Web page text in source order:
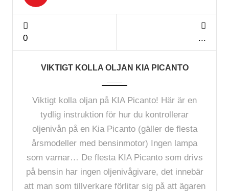
0
VIKTIGT KOLLA OLJAN KIA PICANTO
Viktigt kolla oljan på KIA Picanto! Här är en
tydlig instruktion för hur du kontrollerar
oljenivån på en Kia Picanto (gäller de flesta
årsmodeller med bensinmotor) Ingen lampa
som varnar… De flesta KIA Picanto som drivs
på bensin har ingen oljenivågivare, det innebär
att man som tillverkare förlitar sig på att ägaren